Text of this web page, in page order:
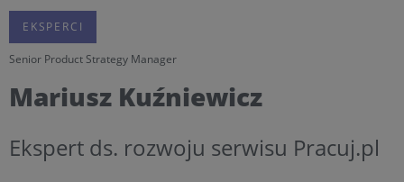
EKSPERCI
Senior Product Strategy Manager
Mariusz Kuźniewicz
Ekspert ds. rozwoju serwisu Pracuj.pl